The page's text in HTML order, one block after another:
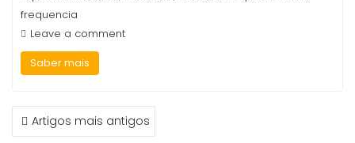
frequencia
Leave a comment
Saber mais
NAVEGAÇÃO
DEArtigos mais antigos